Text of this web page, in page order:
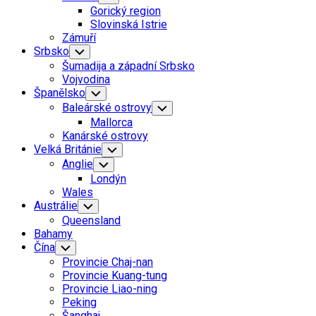
Child
Menu
Gorický region
Slovinská Istrie
Zámuří
Srbsko Toggle
Child
Menu
Šumadija a západní Srbsko
Vojvodina
Španělsko Toggle
Child
Menu
Baleárské ostrovy Toggle
Child
Mallorca
Kanárské ostrovy
Velká Británie Toggle
Child
Menu
Anglie Toggle
Child
Menu
Londýn
Wales
Austrálie Toggle
Child
Menu
Queensland
Bahamy
Čína Toggle
Child
Menu
Provincie Chaj-nan
Provincie Kuang-tung
Provincie Liao-ning
Peking